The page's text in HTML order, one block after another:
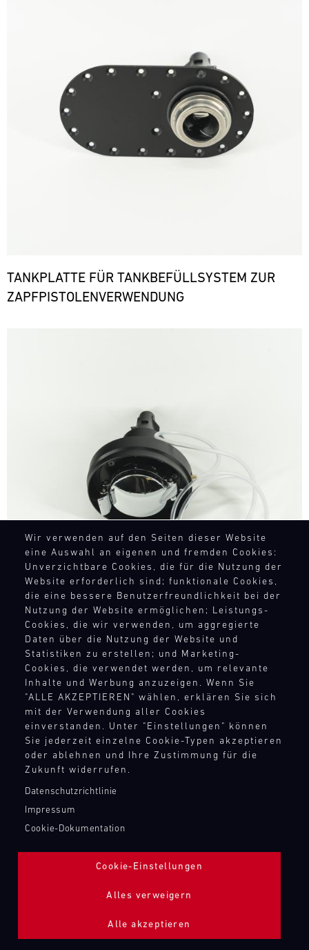
Wir verwenden auf den Seiten dieser Website
eine Auswahl an eigenen und fremden Cookies:
Unverzichtbare Cookies, die für die Nutzung der
Website erforderlich sind; funktionale Cookies,
die eine bessere Benutzerfreundlichkeit bei der
Nutzung der Website ermöglichen; Leistungs-
Cookies, die wir verwenden, um aggregierte
Daten über die Nutzung der Website und
Statistiken zu erstellen; und Marketing-
Cookies, die verwendet werden, um relevante
Inhalte und Werbung anzuzeigen. Wenn Sie
"ALLE AKZEPTIEREN" wählen, erklären Sie sich
mit der Verwendung aller Cookies
einverstanden. Unter "Einstellungen" können
Sie jederzeit einzelne Cookie-Typen akzeptieren
oder ablehnen und Ihre Zustimmung für die
Zukunft widerrufen.
Datenschutzrichtlinie
Impressum
Cookie-Dokumentation
Cookie-Einstellungen
Alles verweigern
Alle akzeptieren
TANKPLATTE FÜR TANKBEFÜLLSYSTEM ZUR
ZAPFPISTOLENVERWENDUNG
TANKBEFÜLLUNG ZAPFPISTOLE
Bild